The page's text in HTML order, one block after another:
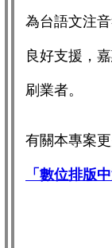
為台語文注
良好支援，
刷業者。
有關本專案
「數位排版